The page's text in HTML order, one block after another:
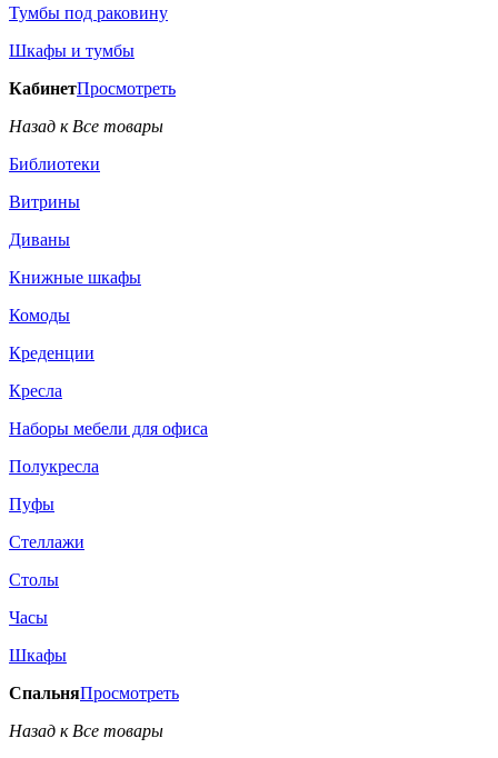
Тумбы под раковину
Шкафы и тумбы
КабинетПросмотреть
Назад к Все товары
Библиотеки
Витрины
Диваны
Книжные шкафы
Комоды
Креденции
Кресла
Наборы мебели для офиса
Полукресла
Пуфы
Стеллажи
Столы
Часы
Шкафы
СпальняПросмотреть
Назад к Все товары